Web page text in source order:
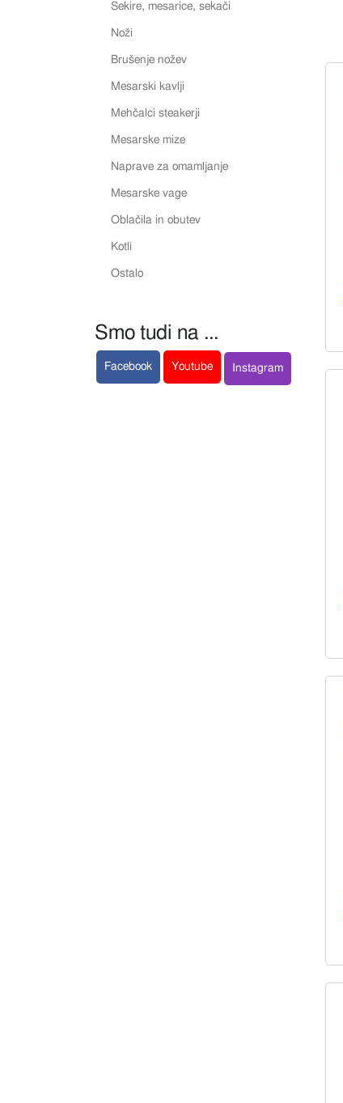
Sekire, mesarice, sekači
Noži
Brušenje nožev
Mesarski kavlji
Mehčalci steakerji
Mesarske mize
Naprave za omamljanje
Mesarske vage
Oblačila in obutev
Kotli
Ostalo
Smo tudi na ...
Facebook Youtube Instagram